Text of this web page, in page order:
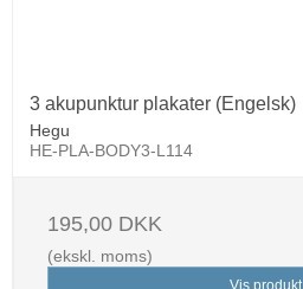
3 akupunktur plakater (Engelsk)
Hegu
HE-PLA-BODY3-L114
195,00 DKK
(ekskl. moms)